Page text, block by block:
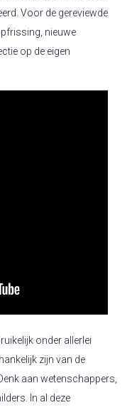
Voor de gereviewde
nieuwe
op de eigen
onder allerlei
zijn van de
aan wetenschappers,
In al deze